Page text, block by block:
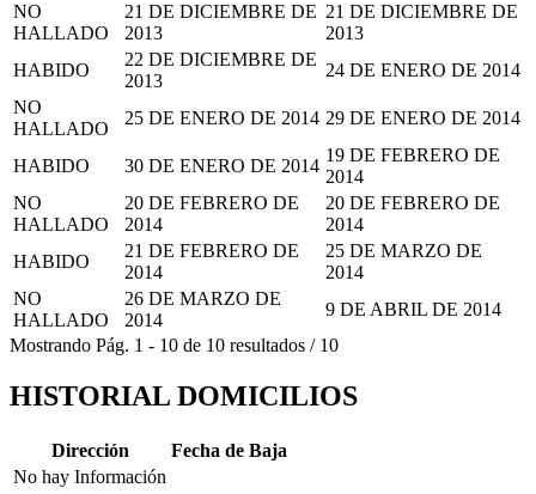
NO
HALLADO
21 DE DICIEMBRE DE
2013
21 DE DICIEMBRE DE
2013
HABIDO
22 DE DICIEMBRE DE
2013
24 DE ENERO DE 2014
NO
HALLADO
25 DE ENERO DE 2014 29 DE ENERO DE 2014
HABIDO 30 DE ENERO DE 2014
19 DE FEBRERO DE
2014
NO
HALLADO
20 DE FEBRERO DE
2014
20 DE FEBRERO DE
2014
HABIDO
21 DE FEBRERO DE
2014
25 DE MARZO DE
2014
NO
HALLADO
26 DE MARZO DE
2014
9 DE ABRIL DE 2014
Mostrando Pág. 1 - 10 de 10 resultados / 10
HISTORIAL DOMICILIOS
Dirección
Fecha de Baja
No hay Información